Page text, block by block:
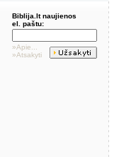
Biblija.lt naujienos
el. paštu:
»Apie...
»Atsakyti